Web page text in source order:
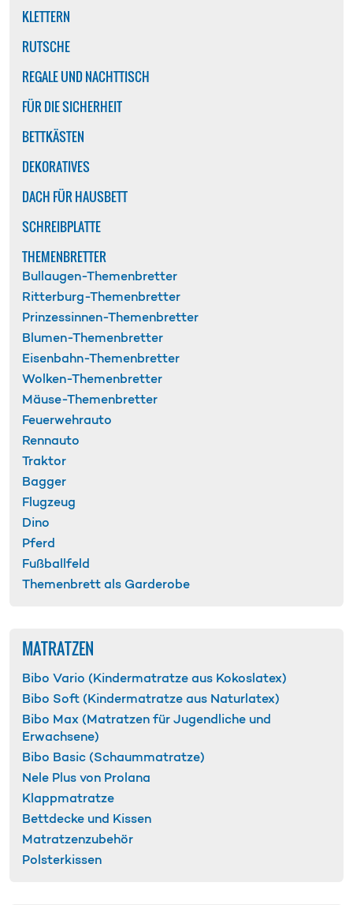
KLETTERN
RUTSCHE
REGALE UND NACHTTISCH
FÜR DIE SICHERHEIT
BETTKÄSTEN
DEKORATIVES
DACH FÜR HAUSBETT
SCHREIBPLATTE
THEMENBRETTER
Bullaugen-Themenbretter
Ritterburg-Themenbretter
Prinzessinnen-Themenbretter
Blumen-Themenbretter
Eisenbahn-Themenbretter
Wolken-Themenbretter
Mäuse-Themenbretter
Feuerwehrauto
Rennauto
Traktor
Bagger
Flugzeug
Dino
Pferd
Fußballfeld
Themenbrett als Garderobe
MATRATZEN
Bibo Vario (Kindermatratze aus Kokoslatex)
Bibo Soft (Kindermatratze aus Naturlatex)
Bibo Max (Matratzen für Jugendliche und
Erwachsene)
Bibo Basic (Schaummatratze)
Nele Plus von Prolana
Klappmatratze
Bettdecke und Kissen
Matratzenzubehör
Polsterkissen